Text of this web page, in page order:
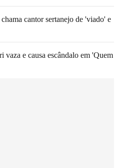
cantor sertanejo de 'viado' e
e causa escândalo em 'Quem